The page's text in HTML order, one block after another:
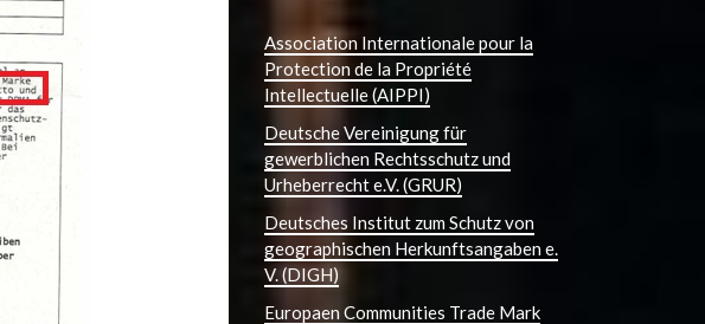
Association Internationale pour la
Protection de la Propriété
Intellectuelle (AIPPI)
Deutsche Vereinigung für
gewerblichen Rechtsschutz und
Urheberrecht e.V. (GRUR)
Deutsches Institut zum Schutz von
geographischen Herkunftsangaben e.
V. (DIGH)
Europaen Communities Trade Mark